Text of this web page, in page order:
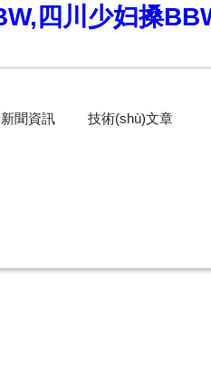
四川少妇搡
新聞資訊 技術(shù)文章